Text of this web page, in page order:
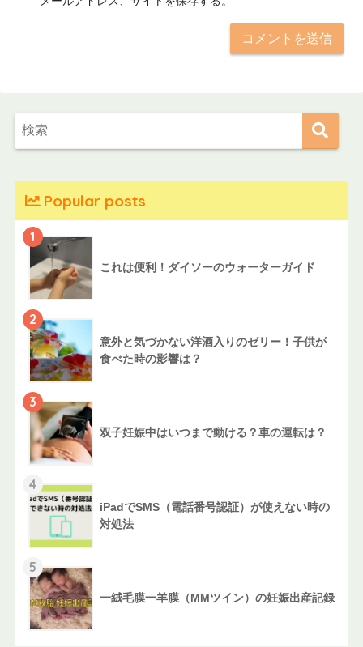
Popular posts
1
これは便利！ダイソーのウォーターガイド
2
意外と気づかない洋酒入りのゼリー！子供が
食べた時の影響は？
3
双子妊娠中はいつまで動ける？車の運転は？
4
iPadでSMS（電話番号認証）が使えない時の
対処法
5
一絨毛膜一羊膜（MMツイン）の妊娠出産記録